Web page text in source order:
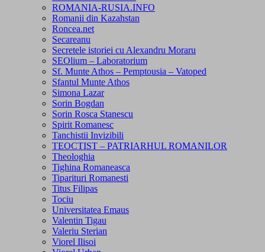
ROMANIA-RUSIA.INFO
Romanii din Kazahstan
Roncea.net
Secareanu
Secretele istoriei cu Alexandru Moraru
SEOlium – Laboratorium
Sf. Munte Athos – Pemptousia – Vatoped
Sfantul Munte Athos
Simona Lazar
Sorin Bogdan
Sorin Rosca Stanescu
Spirit Romanesc
Tanchistii Invizibili
TEOCTIST – PATRIARHUL ROMANILOR
Theologhia
Tighina Romaneasca
Tiparituri Romanesti
Titus Filipas
Tociu
Universitatea Emaus
Valentin Tigau
Valeriu Sterian
Viorel Ilisoi